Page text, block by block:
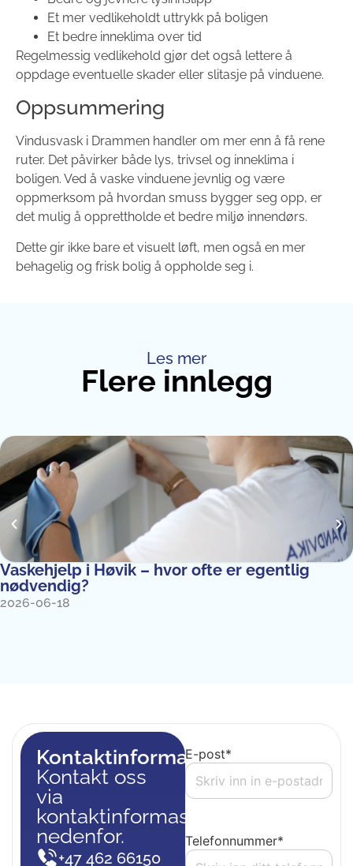
Et mer vedlikeholdt uttrykk på boligen
Et bedre inneklima over tid
Regelmessig vedlikehold gjør det også lettere å
oppdage eventuelle skader eller slitasje på vinduene.
Oppsummering
Vindusvask i Drammen handler om mer enn å få rene
ruter. Det påvirker både lys, trivsel og inneklima i
boligen. Ved å vaske vinduene jevnlig og være
oppmerksom på hvordan smuss bygger seg opp, er
det mulig å opprettholde et bedre miljø innendørs.
Dette gir ikke bare et visuelt løft, men også en mer
behagelig og frisk bolig å oppholde seg i.
Les mer
Flere innlegg
Vaskehjelp i Høvik – hvor ofte er egentlig
nødvendig?
2026-06-18
Kontaktinformasjon
Kontakt oss
via
kontaktinformasjon
nedenfor.
+47 462 66150
E-post*
Telefonnummer*